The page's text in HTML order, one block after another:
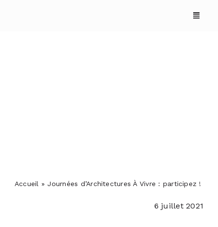
Accueil » Journées d’Architectures À Vivre : participez !
6 juillet 2021